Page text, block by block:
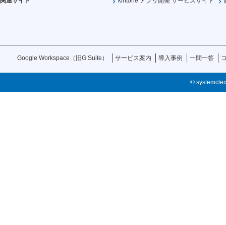
Google Workspace（旧G Suite） サービス案内 導入事例 一問一答
©